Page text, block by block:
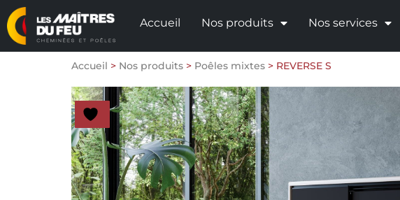
Accueil Nos produits Nos services
Accueil > Nos produits > Poêles mixtes > REVERSE S